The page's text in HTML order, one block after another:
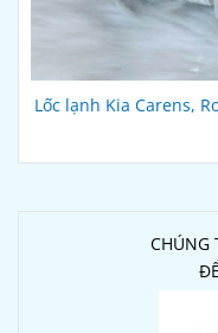
Lốc lạnh Kia Carens,
CHÚNG